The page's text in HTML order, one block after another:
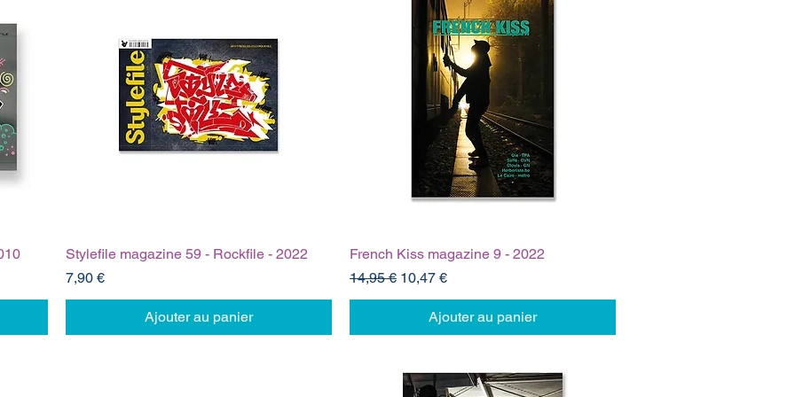
Stylefile magazine 59 - Rockfile - 2022
Prix
7,90 €
Ajouter au panier
French Kiss magazine 9 - 2022
Prix original
14,95 € Prix promotionnel
10,47 €
Ajouter au panier